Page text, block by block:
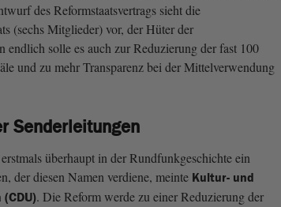
des Reformstaatsvertrags sieht die
(sechs Mitglieder) vor, der Hüter der
solle es auch zur Reduzierung der fast 100
und zu mehr Transparenz bei der Mittelverwendung
Senderleitungen
überhaupt in der Rundfunkgeschichte ein
der diesen Namen verdiene, meinte Kultur- und
. Die Reform werde zu einer Reduzierung der